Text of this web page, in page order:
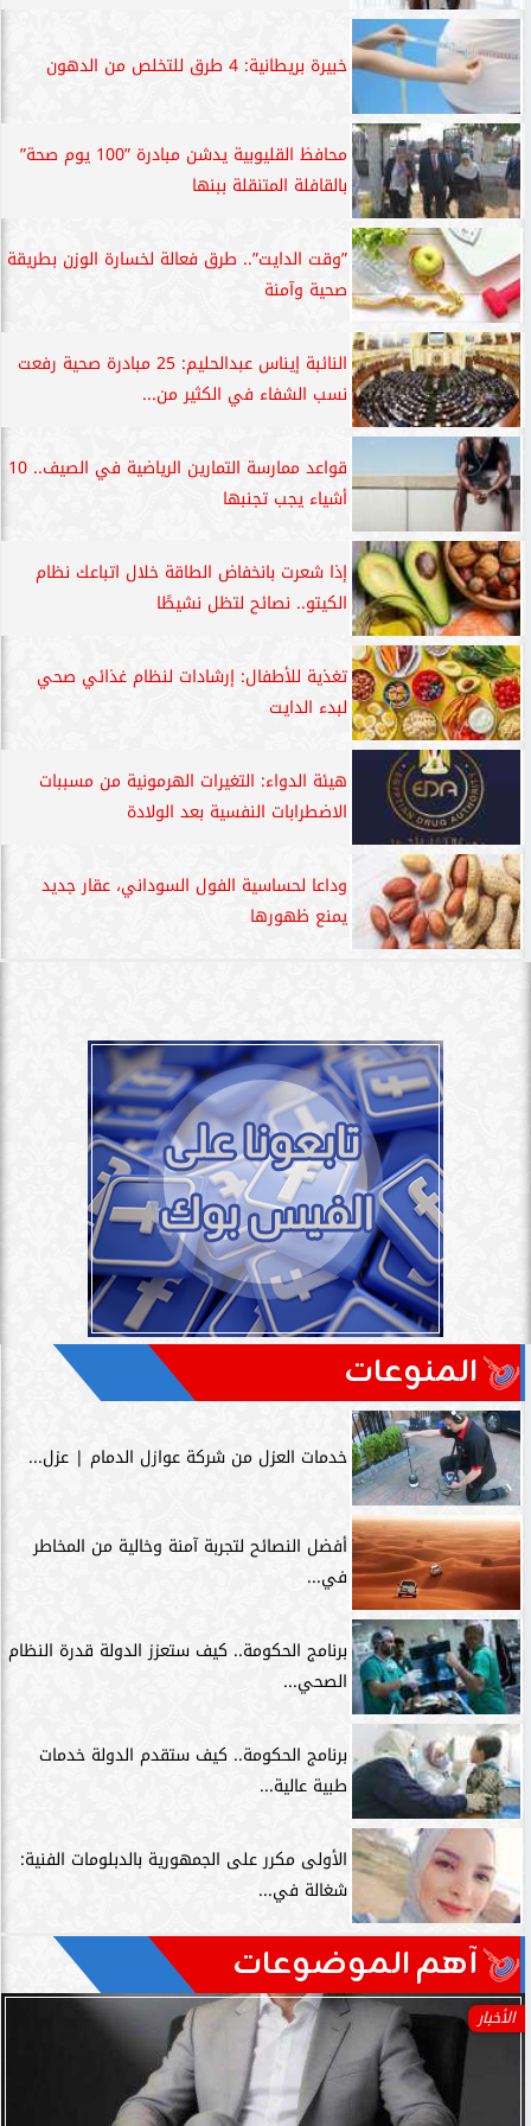
خبيرة بريطانية: 4 طرق للتخلص من الدهون
محافظ القليوبية يدشن مبادرة ”100 يوم صحة”
بالقافلة المتنقلة ببنها
”وقت الدايت”.. طرق فعالة لخسارة الوزن بطريقة
صحية وآمنة
النائبة إيناس عبدالحليم: 25 مبادرة صحية رفعت
نسب الشفاء في الكثير من...
قواعد ممارسة التمارين الرياضية في الصيف.. 10
أشياء يجب تجنبها
إذا شعرت بانخفاض الطاقة خلال اتباعك نظام
الكيتو.. نصائح لتظل نشيطًا
تغذية للأطفال: إرشادات لنظام غذائي صحي
لبدء الدايت
هيئة الدواء: التغيرات الهرمونية من مسببات
الاضطرابات النفسية بعد الولادة
وداعا لحساسية الفول السوداني، عقار جديد
يمنع ظهورها
المنوعات
خدمات العزل من شركة عوازل الدمام | عزل...
أفضل النصائح لتجربة آمنة وخالية من المخاطر
في...
برنامج الحكومة.. كيف ستعزز الدولة قدرة النظام
الصحي...
برنامج الحكومة.. كيف ستقدم الدولة خدمات
طبية عالية...
الأولى مكرر على الجمهورية بالدبلومات الفنية:
شغالة في...
آهم الموضوعات
الأخبار